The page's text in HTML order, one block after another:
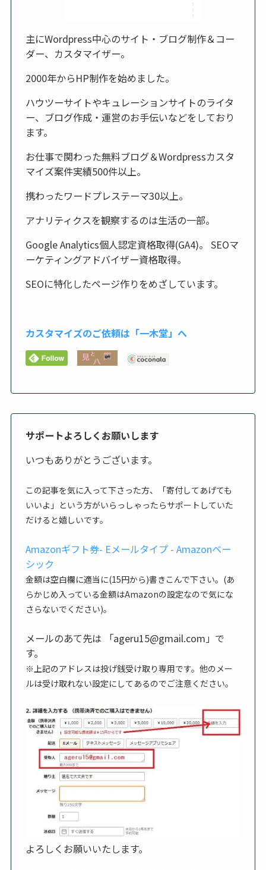
主にWordpress中心のサイト・ブログ制作＆コー
ダー、カスタマイザー。
2000年からHP制作を始めました。
ハウツーサイトやキュレーションサイトのライタ
ー、ブログ作成・運営のお手伝いなどをしており
ます。
お仕事で関わった無料ブログ＆Wordpressカスタ
マイズ案件実績500件以上。
携わったワードプレステーマ30以上。
アナリティクスを観察するのは生活の一部。
Google Analytics個人認定資格取得(GA4)。 SEOマ
ーケティングアドバイザー資格取得。
SEOに特化したページ作りをめざしています。
カスタマイズのご依頼は「一木堂」へ
サポートよろしくお願いします
いつもありがとうございます。
この記事を気に入って下さった方、「寄付してあげても
いいよ」という方がいらっしゃったらサポートしていた
だけると嬉しいです。
Amazonギフト券- Eメールタイプ - Amazonベー
シック
金額は空白欄に適当に(15円から)書きこんで下さい。(あ
らかじめ入っている金額はAmazonの設定なので気にな
さらないでください)。
メールのあて先は 「ageru15@gmail.com」で
す。
※上記のアドレスは投げ銭受け取り専用です。他のメー
ルは受け取れない設定にしてあるのでご注意ください。
よろしくお願いいたします。